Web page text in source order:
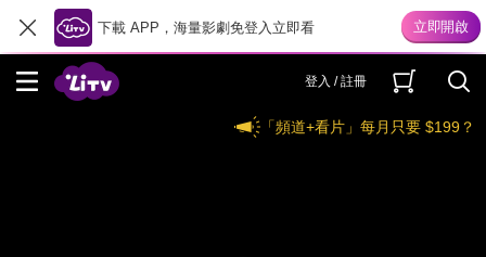
下載 APP，海量影劇免登入立即看
登入 / 註冊
「頻道+看片」每月只要 $199？